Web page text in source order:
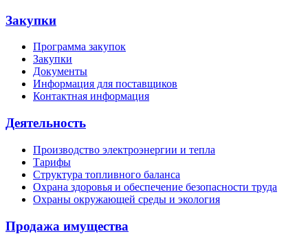
Закупки
Программа закупок
Закупки
Документы
Информация для поставщиков
Контактная информация
Деятельность
Производство электроэнергии и тепла
Тарифы
Структура топливного баланса
Охрана здоровья и обеспечение безопасности труда
Охраны окружающей среды и экология
Продажа имущества